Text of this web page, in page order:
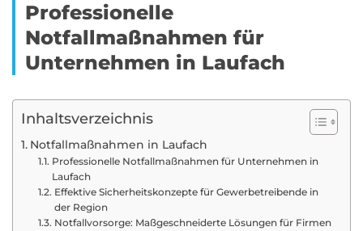
Professionelle
Notfallmaßnahmen für
Unternehmen in Laufach
Inhaltsverzeichnis
Notfallmaßnahmen in Laufach
Professionelle Notfallmaßnahmen für Unternehmen in
Laufach
Effektive Sicherheitskonzepte für Gewerbetreibende in
der Region
Notfallvorsorge: Maßgeschneiderte Lösungen für Firmen